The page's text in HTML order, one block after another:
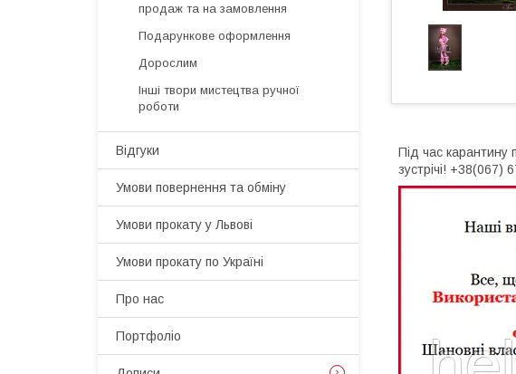
Під час
зустрічі!
продаж та на замовлення
Подарункове оформлення
Дорослим
Інші твори мистецтва ручної
роботи
Відгуки
Умови повернення та обміну
Умови прокату у Львові
Умови прокату по Україні
Про нас
Портфоліо